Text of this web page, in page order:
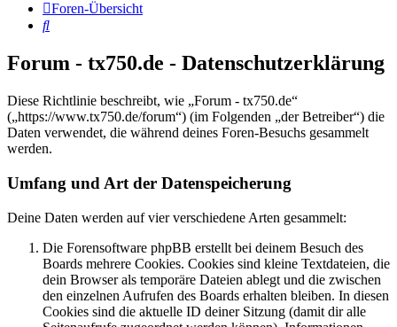
Foren-Übersicht
Suche
Forum - tx750.de - Datenschutzerklärung
Diese Richtlinie beschreibt, wie „Forum - tx750.de“
(„https://www.tx750.de/forum“) (im Folgenden „der Betreiber“) die
Daten verwendet, die während deines Foren-Besuchs gesammelt
werden.
Umfang und Art der Datenspeicherung
Deine Daten werden auf vier verschiedene Arten gesammelt:
Die Forensoftware phpBB erstellt bei deinem Besuch des
Boards mehrere Cookies. Cookies sind kleine Textdateien, die
dein Browser als temporäre Dateien ablegt und die zwischen
den einzelnen Aufrufen des Boards erhalten bleiben. In diesen
Cookies sind die aktuelle ID deiner Sitzung (damit dir alle